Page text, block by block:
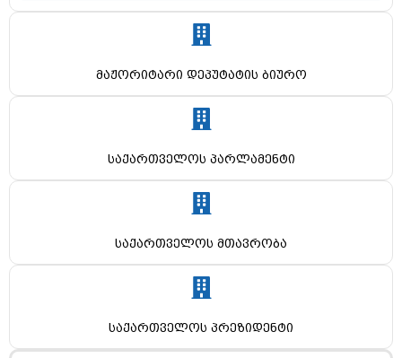
მაჟორიტარი დეპუტატის ბიურო
საქართველოს პარლამენტი
საქართველოს მთავრობა
საქართველოს პრეზიდენტი